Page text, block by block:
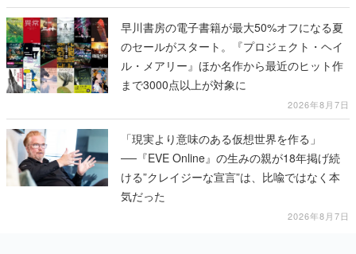
早川書房の電子書籍が最大50%オフになる夏
のセールがスタート。『プロジェクト・ヘイ
ル・メアリー』ほか名作から最近のヒット作
まで3000点以上が対象に
2026年8月7日
「現実より意味のある仮想世界を作る」
──『EVE Online』の生みの親が18年掲げ続
ける”クレイジーな宣言”は、比喩ではなく本
気だった
2026年8月7日